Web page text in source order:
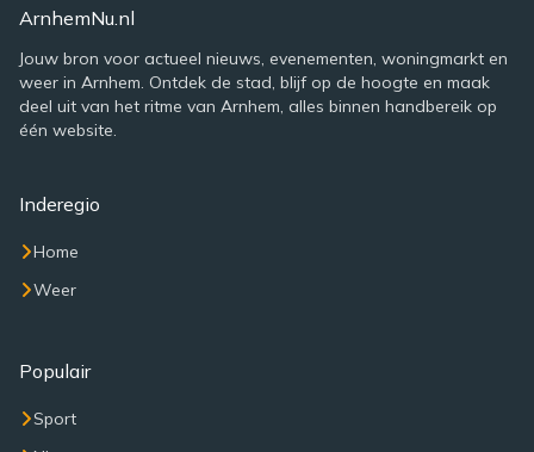
ArnhemNu.nl
Jouw bron voor actueel nieuws, evenementen, woningmarkt en
weer in Arnhem. Ontdek de stad, blijf op de hoogte en maak
deel uit van het ritme van Arnhem, alles binnen handbereik op
één website.
Inderegio
Home
Weer
Populair
Sport